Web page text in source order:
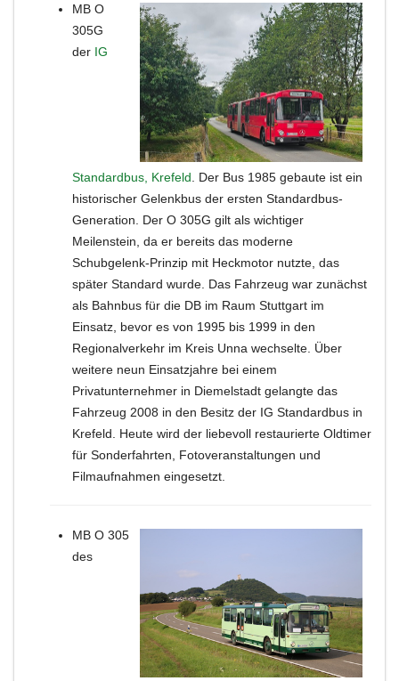
MB O
305G
der IG
Standardbus, Krefeld . Der Bus 1985 gebaute ist ein
historischer Gelenkbus der ersten Standardbus-
Generation. Der O 305G gilt als wichtiger
Meilenstein, da er bereits das moderne
Schubgelenk-Prinzip mit Heckmotor nutzte, das
später Standard wurde. Das Fahrzeug war zunächst
als Bahnbus für die DB im Raum Stuttgart im
Einsatz, bevor es von 1995 bis 1999 in den
Regionalverkehr im Kreis Unna wechselte. Über
weitere neun Einsatzjahre bei einem
Privatunternehmer in Diemelstadt gelangte das
Fahrzeug 2008 in den Besitz der IG Standardbus in
Krefeld. Heute wird der liebevoll restaurierte Oldtimer
für Sonderfahrten, Fotoveranstaltungen und
Filmaufnahmen eingesetzt.
MB O 305
des